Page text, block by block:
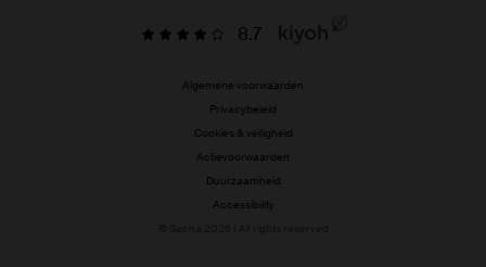
8.7
Algemene voorwaarden
Privacybeleid
Cookies & veiligheid
Actievoorwaarden
Duurzaamheid
Accessibility